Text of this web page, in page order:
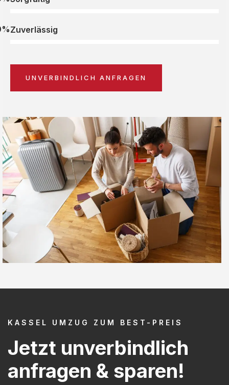
Zuverlässig
UNVERBINDLICH ANFRAGEN
KASSEL UMZUG ZUM BEST-PREIS
Jetzt unverbindlich
anfragen & sparen!